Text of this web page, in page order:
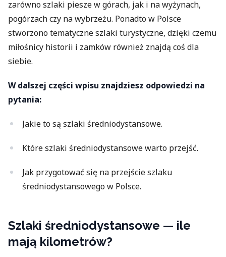
zarówno szlaki piesze w górach, jak i na wyżynach,
pogórzach czy na wybrzeżu. Ponadto w Polsce
stworzono tematyczne szlaki turystyczne, dzięki czemu
miłośnicy historii i zamków również znajdą coś dla
siebie.
W dalszej części wpisu znajdziesz odpowiedzi na
pytania:
Jakie to są szlaki średniodystansowe.
Które szlaki średniodystansowe warto przejść.
Jak przygotować się na przejście szlaku
średniodystansowego w Polsce.
Szlaki średniodystansowe — ile
mają kilometrów?